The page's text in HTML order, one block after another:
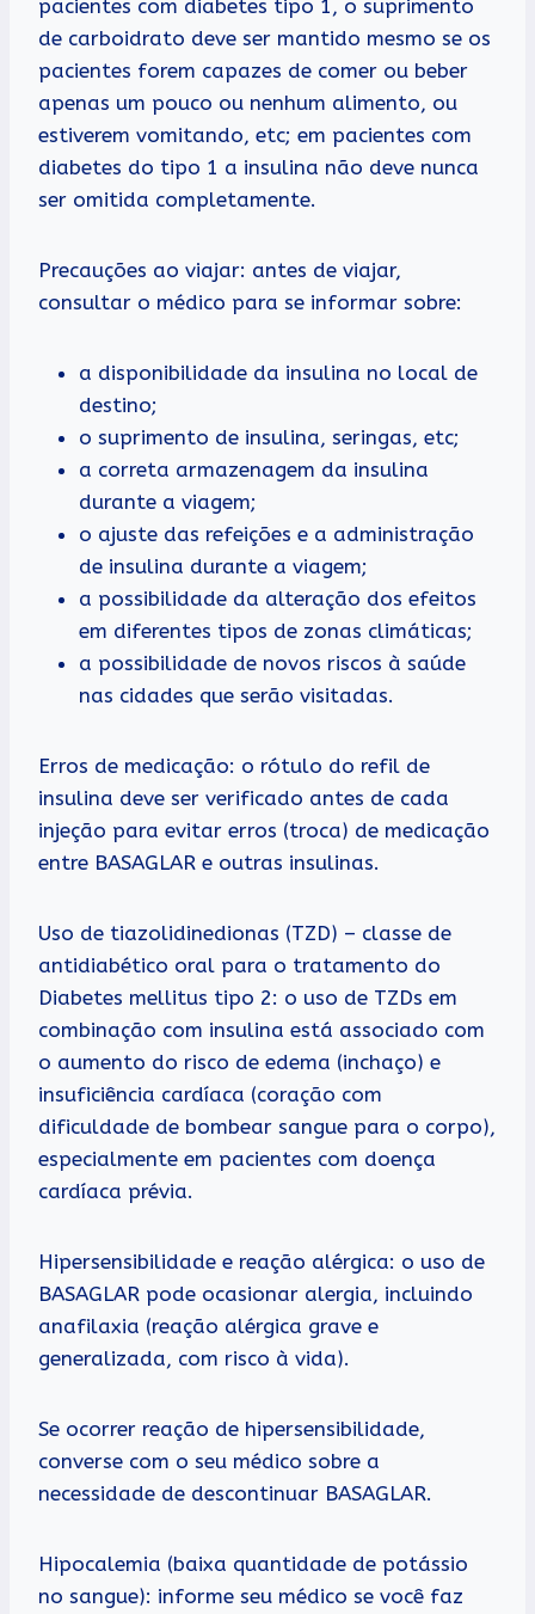
pacientes com diabetes tipo 1, o suprimento
de carboidrato deve ser mantido mesmo se os
pacientes forem capazes de comer ou beber
apenas um pouco ou nenhum alimento, ou
estiverem vomitando, etc; em pacientes com
diabetes do tipo 1 a insulina não deve nunca
ser omitida completamente.
Precauções ao viajar: antes de viajar,
consultar o médico para se informar sobre:
a disponibilidade da insulina no local de
destino;
o suprimento de insulina, seringas, etc;
a correta armazenagem da insulina
durante a viagem;
o ajuste das refeições e a administração
de insulina durante a viagem;
a possibilidade da alteração dos efeitos
em diferentes tipos de zonas climáticas;
a possibilidade de novos riscos à saúde
nas cidades que serão visitadas.
Erros de medicação: o rótulo do refil de
insulina deve ser verificado antes de cada
injeção para evitar erros (troca) de medicação
entre BASAGLAR e outras insulinas.
Uso de tiazolidinedionas (TZD) – classe de
antidiabético oral para o tratamento do
Diabetes mellitus tipo 2: o uso de TZDs em
combinação com insulina está associado com
o aumento do risco de edema (inchaço) e
insuficiência cardíaca (coração com
dificuldade de bombear sangue para o corpo),
especialmente em pacientes com doença
cardíaca prévia.
Hipersensibilidade e reação alérgica: o uso de
BASAGLAR pode ocasionar alergia, incluindo
anafilaxia (reação alérgica grave e
generalizada, com risco à vida).
Se ocorrer reação de hipersensibilidade,
converse com o seu médico sobre a
necessidade de descontinuar BASAGLAR.
Hipocalemia (baixa quantidade de potássio
no sangue): informe seu médico se você faz